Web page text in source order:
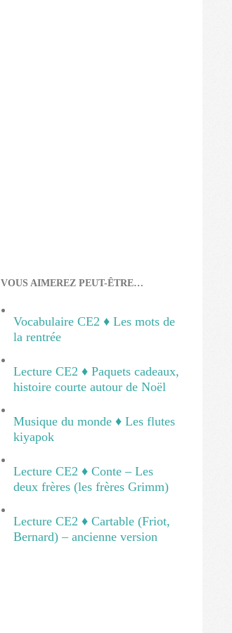
VOUS AIMEREZ PEUT-ÊTRE…
Vocabulaire CE2 ♦ Les mots de
la rentrée
Lecture CE2 ♦ Paquets cadeaux,
histoire courte autour de Noël
Musique du monde ♦ Les flutes
kiyapok
Lecture CE2 ♦ Conte – Les
deux frères (les frères Grimm)
Lecture CE2 ♦ Cartable (Friot,
Bernard) – ancienne version